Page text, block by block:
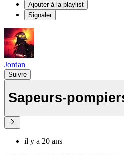
Ajouter à la playlist
Signaler
Jordan
Suivre
Sapeurs-
il y a 20 ans